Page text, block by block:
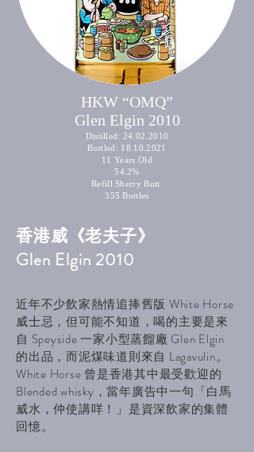
HKW “OMQ”
Glen Elgin 2010
Distilled:24.02.2010
Bottled: 18.10.2021
11 Years Old
54.2%
Refill Sherry Butt
355 Bottles
香港威《老夫子》
Glen Elgin 2010
近年不少飲家熱情追捧舊版 White Horse
威士忌，但可能不知道，喝的主要是來
自 Speyside 一家小型蒸餾廠 Glen Elgin
的出品，而泥煤味道則來自 Lagavulin。
White Horse 曾是香港其中最受歡迎的
Blended whisky，當年廣告中一句「白馬
威水，仲使講咩！」是資深飲家的集體
回憶。